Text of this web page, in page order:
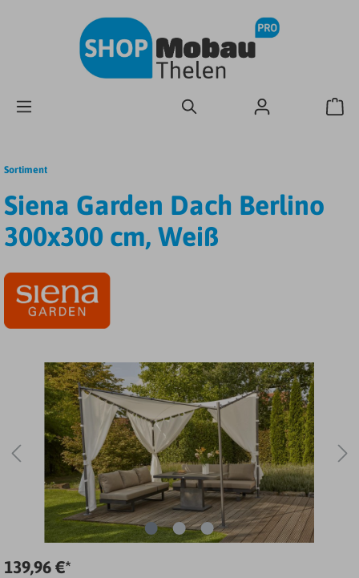
Sortiment
Siena Garden Dach Berlino
300x300 cm, Weiß
139,96 €*